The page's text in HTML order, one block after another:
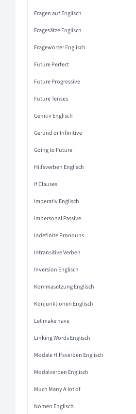
Fragen auf Englisch
Fragesätze Englisch
Fragewörter Englisch
Future Perfect
Future Progressive
Future Tenses
Genitiv Englisch
Gerund or Infinitive
Going to Future
Hilfsverben Englisch
If Clauses
Imperativ Englisch
Impersonal Passive
Indefinite Pronouns
Intransitive Verben
Inversion Englisch
Kommasetzung Englisch
Konjunktionen Englisch
Let make have
Linking Words Englisch
Modale Hilfsverben Englisch
Modalverben Englisch
Much Many A lot of
Nomen Englisch